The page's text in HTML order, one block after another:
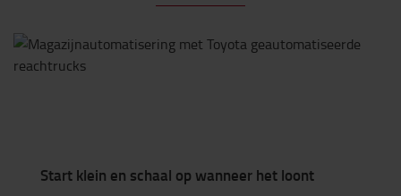
Start klein en schaal op wanneer het loont